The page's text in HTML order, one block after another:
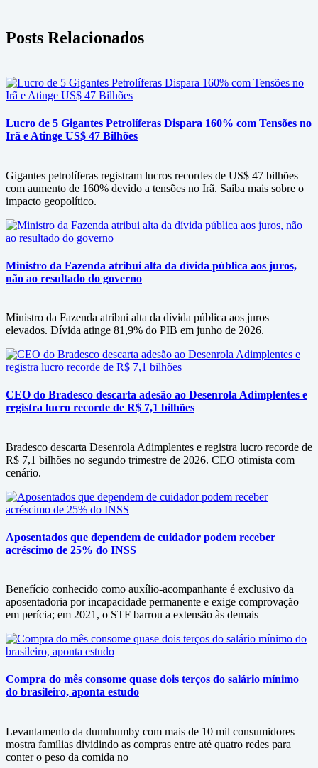
Posts Relacionados
Lucro de 5 Gigantes Petrolíferas Dispara 160% com Tensões no
Irã e Atinge US$ 47 Bilhões
Gigantes petrolíferas registram lucros recordes de US$ 47 bilhões
com aumento de 160% devido a tensões no Irã. Saiba mais sobre o
impacto geopolítico.
Ministro da Fazenda atribui alta da dívida pública aos juros,
não ao resultado do governo
Ministro da Fazenda atribui alta da dívida pública aos juros
elevados. Dívida atinge 81,9% do PIB em junho de 2026.
CEO do Bradesco descarta adesão ao Desenrola Adimplentes e
registra lucro recorde de R$ 7,1 bilhões
Bradesco descarta Desenrola Adimplentes e registra lucro recorde de
R$ 7,1 bilhões no segundo trimestre de 2026. CEO otimista com
cenário.
Aposentados que dependem de cuidador podem receber
acréscimo de 25% do INSS
Benefício conhecido como auxílio-acompanhante é exclusivo da
aposentadoria por incapacidade permanente e exige comprovação
em perícia; em 2021, o STF barrou a extensão às demais
Compra do mês consome quase dois terços do salário mínimo
do brasileiro, aponta estudo
Levantamento da dunnhumby com mais de 10 mil consumidores
mostra famílias dividindo as compras entre até quatro redes para
conter o peso da comida no